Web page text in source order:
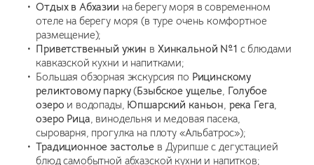
Отдых в Абхазии на берегу моря в современном
отеле на берегу моря (в туре очень комфортное
размещение);
Приветственный ужин в Хинкальной №1 с блюдами
кавказской кухни и напитками;
Большая обзорная экскурсия по Рицинскому
реликтовому парку(Бзыбское ущелье, Голубое
озеро и водопады, Юпшарский каньон, река Гега,
озеро Рица, винодельня и медовая пасека,
сыроварня, прогулка на плоту «Альбатрос»);
Традиционное застолье в Дурипше с дегустацией
блюд самобытной абхазской кухни и напитков;